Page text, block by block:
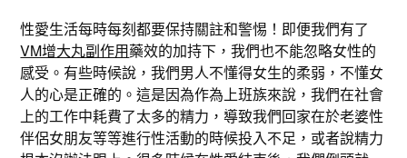
性愛生活每時每刻都要保持關註和警惕！即便我們有了
VM增大丸副作用藥效的加持下，我們也不能忽略女性的
感受。有些時候說，我們男人不懂得女生的柔弱，不懂女
人的心是正確的。這是因為作為上班族來說，我們在社會
上的工作中耗費了太多的精力，導致我們回家在於老婆性
伴侶女朋友等等進行性活動的時候投入不足，或者說精力